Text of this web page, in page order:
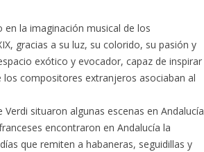
la imaginación musical de los
gracias a su luz, su colorido, su pasión y
exótico y evocador, capaz de inspirar
compositores extranjeros asociaban al
situaron algunas escenas en Andalucía
encontraron en Andalucía la
que remiten a habaneras, seguidillas y